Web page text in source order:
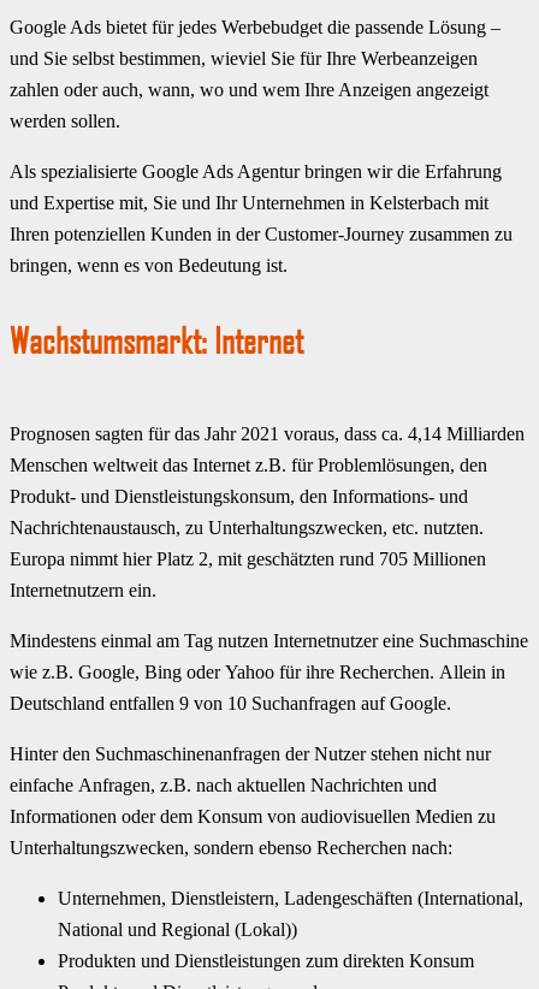
Google Ads bietet für jedes Werbebudget die passende Lösung –
und Sie selbst bestimmen, wieviel Sie für Ihre Werbeanzeigen
zahlen oder auch, wann, wo und wem Ihre Anzeigen angezeigt
werden sollen.
Als spezialisierte Google Ads Agentur bringen wir die Erfahrung
und Expertise mit, Sie und Ihr Unternehmen in Kelsterbach mit
Ihren potenziellen Kunden in der Customer-Journey zusammen zu
bringen, wenn es von Bedeutung ist.
Wachstumsmarkt: Internet
Prognosen sagten für das Jahr 2021 voraus, dass ca. 4,14 Milliarden
Menschen weltweit das Internet z.B. für Problemlösungen, den
Produkt- und Dienstleistungskonsum, den Informations- und
Nachrichtenaustausch, zu Unterhaltungszwecken, etc. nutzten.
Europa nimmt hier Platz 2, mit geschätzten rund 705 Millionen
Internetnutzern ein.
Mindestens einmal am Tag nutzen Internetnutzer eine Suchmaschine
wie z.B. Google, Bing oder Yahoo für ihre Recherchen. Allein in
Deutschland entfallen 9 von 10 Suchanfragen auf Google.
Hinter den Suchmaschinenanfragen der Nutzer stehen nicht nur
einfache Anfragen, z.B. nach aktuellen Nachrichten und
Informationen oder dem Konsum von audiovisuellen Medien zu
Unterhaltungszwecken, sondern ebenso Recherchen nach:
Unternehmen, Dienstleistern, Ladengeschäften (International,
National und Regional (Lokal))
Produkten und Dienstleistungen zum direkten Konsum